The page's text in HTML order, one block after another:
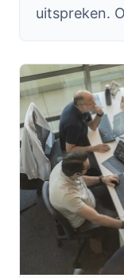
uitspreken.